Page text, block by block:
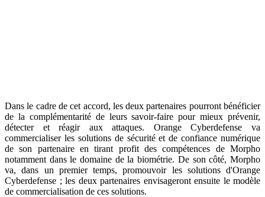
Dans le cadre de cet accord, les deux partenaires pourront bénéficier
de la complémentarité de leurs savoir-faire pour mieux prévenir,
détecter et réagir aux attaques. Orange Cyberdefense va
commercialiser les solutions de sécurité et de confiance numérique
de son partenaire en tirant profit des compétences de Morpho
notamment dans le domaine de la biométrie. De son côté, Morpho
va, dans un premier temps, promouvoir les solutions d'Orange
Cyberdefense ; les deux partenaires envisageront ensuite le modèle
de commercialisation de ces solutions.